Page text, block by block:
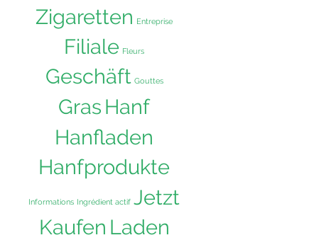
Zigaretten Entreprise
Filiale Fleurs
Geschäft Gouttes
Gras Hanf
Hanfladen
Hanfprodukte
Informations Ingrédient actif Jetzt
Kaufen Laden